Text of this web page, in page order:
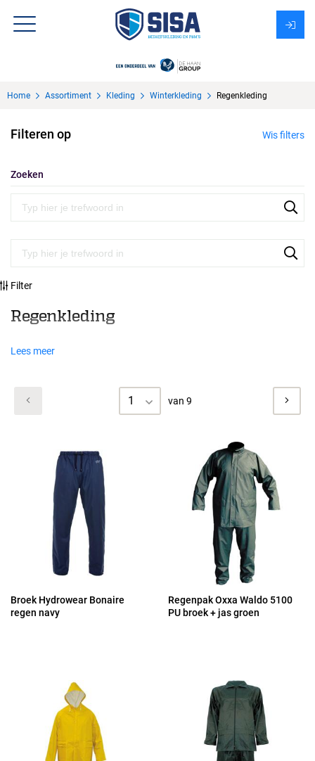
Over Sisa
KMS
Uitzendbureau?
Home Assortiment Kleding Winterkleding Regenkleding
Filteren op Wis filters
Zoeken
Filter
Regenkleding
Lees meer
1 van 9
Broek Hydrowear Bonaire
regen navy
Regenpak Oxxa Waldo 5100
PU broek + jas groen